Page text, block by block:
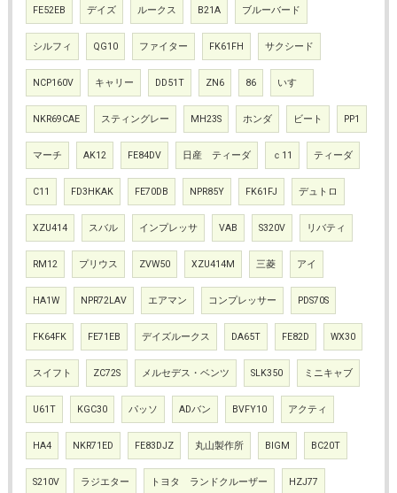
FE52EB デイズ ルークス B21A ブルーバード
シルフィ QG10 ファイター FK61FH サクシード
NCP160V キャリー DD51T ZN6 86 いすゞ
NKR69CAE スティングレー MH23S ホンダ ビート PP1
マーチ AK12 FE84DV 日産 ティーダ ｃ11 ティーダ
C11 FD3HKAK FE70DB NPR85Y FK61FJ デュトロ
XZU414 スバル インプレッサ VAB S320V リバティ
RM12 プリウス ZVW50 XZU414M 三菱 アイ
HA1W NPR72LAV エアマン コンプレッサー PDS70S
FK64FK FE71EB デイズルークス DA65T FE82D WX30
スイフト ZC72S メルセデス・ベンツ SLK350 ミニキャブ
U61T KGC30 パッソ ADバン BVFY10 アクティ
HA4 NKR71ED FE83DJZ 丸山製作所 BIGM BC20T
S210V ラジエター トヨタ ランドクルーザー HZJ77